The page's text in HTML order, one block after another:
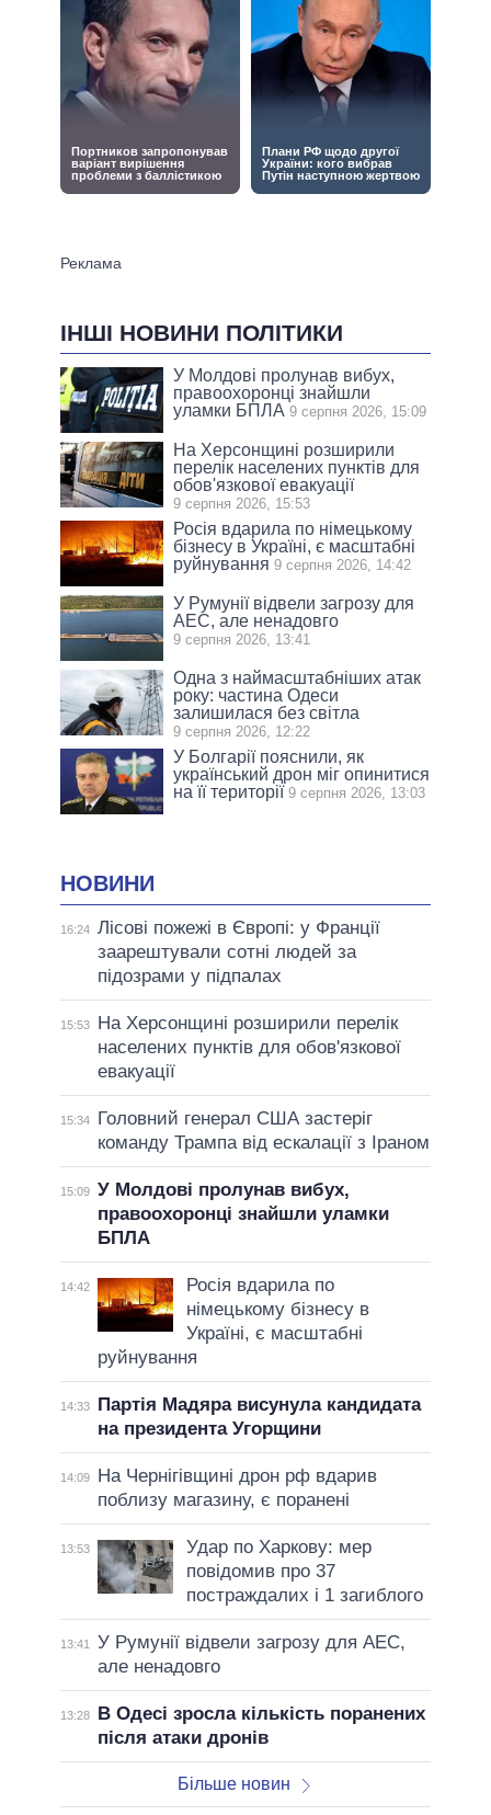
ІНШІ НОВИНИ ПОЛІТИКИ
У Молдові пролунав вибух,
правоохоронці знайшли
уламки БПЛА 9 серпня 2026, 15:09
На Херсонщині розширили
перелік населених пунктів для
обов'язкової евакуації
9 серпня 2026, 15:53
Росія вдарила по німецькому
бізнесу в Україні, є масштабні
руйнування 9 серпня 2026, 14:42
У Румунії відвели загрозу для
АЕС, але ненадовго
9 серпня 2026, 13:41
Одна з наймасштабніших атак
року: частина Одеси
залишилася без світла
9 серпня 2026, 12:22
У Болгарії пояснили, як
український дрон міг опинитися
на її території 9 серпня 2026, 13:03
НОВИНИ
16:24 Лісові пожежі в Європі: у Франції
заарештували сотні людей за
підозрами у підпалах
15:53
На Херсонщині розширили перелік
населених пунктів для обов'язкової
евакуації
15:34
Головний генерал США застеріг
команду Трампа від ескалації з Іраном
15:09 У Молдові пролунав вибух,
правоохоронці знайшли уламки
БПЛА
14:42
Росія вдарила по
німецькому бізнесу в
Україні, є масштабні
руйнування
14:33
Партія Мадяра висунула кандидата
на президента Угорщини
14:09
На Чернігівщині дрон рф вдарив
поблизу магазину, є поранені
13:53
Удар по Харкову: мер
повідомив про 37
постраждалих і 1 загиблого
13:41
У Румунії відвели загрозу для АЕС,
але ненадовго
13:28
В Одесі зросла кількість поранених
після атаки дронів
Більше новин